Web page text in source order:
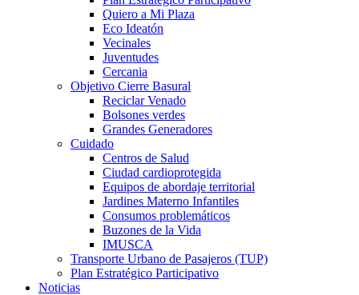
Quiero a Mi Plaza
Eco Ideatón
Vecinales
Juventudes
Cercania
Objetivo Cierre Basural
Reciclar Venado
Bolsones verdes
Grandes Generadores
Cuidado
Centros de Salud
Ciudad cardioprotegida
Equipos de abordaje territorial
Jardines Materno Infantiles
Consumos problemáticos
Buzones de la Vida
IMUSCA
Transporte Urbano de Pasajeros (TUP)
Plan Estratégico Participativo
Noticias